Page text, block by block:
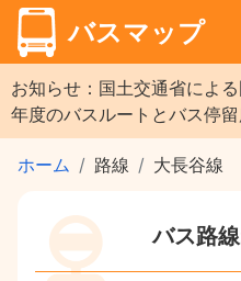
バスマップ
お知らせ：国土交通省によ
年度のバスルートとバス停
ホーム 路線 大長谷線
バス路